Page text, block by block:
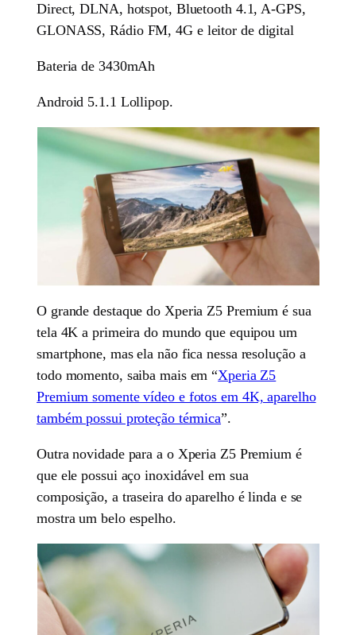
Direct, DLNA, hotspot, Bluetooth 4.1, A-GPS,
GLONASS, Rádio FM, 4G e leitor de digital
Bateria de 3430mAh
Android 5.1.1 Lollipop.
O grande destaque do Xperia Z5 Premium é sua
tela 4K a primeira do mundo que equipou um
smartphone, mas ela não fica nessa resolução a
todo momento, saiba mais em “Xperia Z5
Premium somente vídeo e fotos em 4K, aparelho
também possui proteção térmica”.
Outra novidade para a o Xperia Z5 Premium é
que ele possui aço inoxidável em sua
composição, a traseira do aparelho é linda e se
mostra um belo espelho.